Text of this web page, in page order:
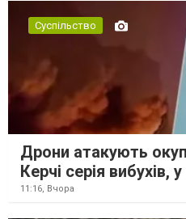
Суспільство
Дрони атакують
Керчі серія
11:16, Вчора